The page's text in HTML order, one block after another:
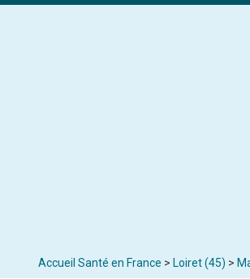
Accueil Santé en France > Loiret (45) >